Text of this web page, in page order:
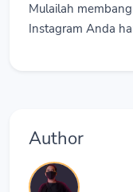
Mulailah
Instagram Anda
Author